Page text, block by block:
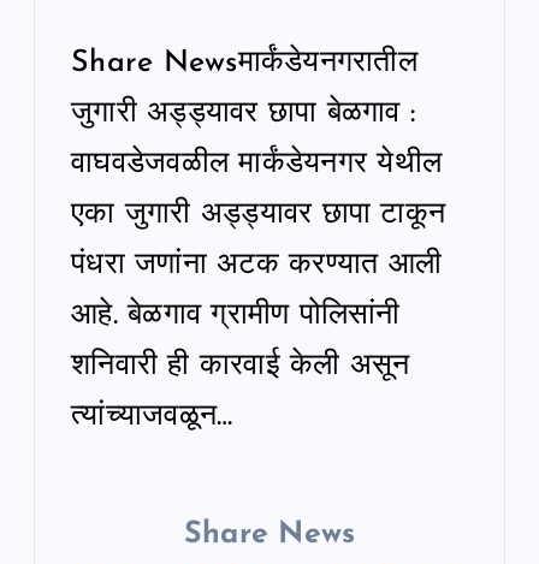
Share Newsमार्कंडेयनगरातील
जुगारी अड्ड्यावर छापा बेळगाव :
वाघवडेजवळील मार्कंडेयनगर येथील
एका जुगारी अड्ड्यावर छापा टाकून
पंधरा जणांना अटक करण्यात आली
आहे. बेळगाव ग्रामीण पोलिसांनी
शनिवारी ही कारवाई केली असून
त्यांच्याजवळून…
Share News